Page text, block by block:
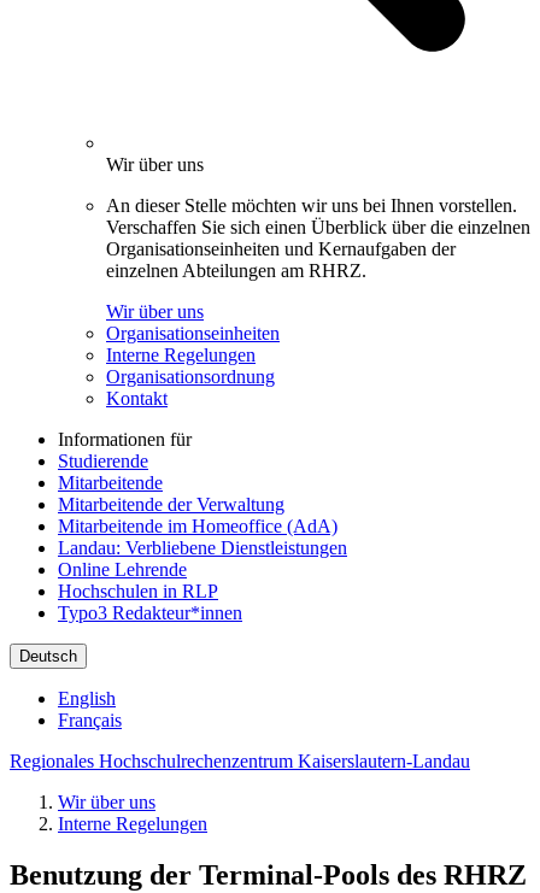
Wir über uns
An dieser Stelle möchten wir uns bei Ihnen vorstellen.
Verschaffen Sie sich einen Überblick über die einzelnen
Organisationseinheiten und Kernaufgaben der
einzelnen Abteilungen am RHRZ.
Wir über uns
Organisationseinheiten
Interne Regelungen
Organisationsordnung
Kontakt
Informationen für
Studierende
Mitarbeitende
Mitarbeitende der Verwaltung
Mitarbeitende im Homeoffice (AdA)
Landau: Verbliebene Dienstleistungen
Online Lehrende
Hochschulen in RLP
Typo3 Redakteur*innen
Deutsch
English
Français
Regionales Hochschulrechenzentrum Kaiserslautern-Landau
Wir über uns
Interne Regelungen
Benutzung der Terminal-Pools des RHRZ